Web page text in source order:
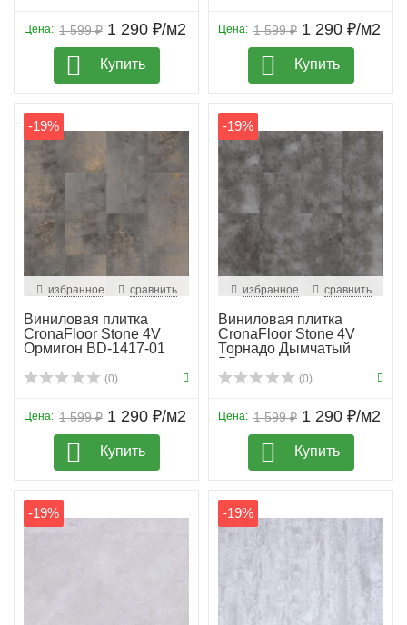
1 599 ₽
Цена: 1 290 ₽/м2
Купить
1 599 ₽
Цена: 1 290 ₽/м2
Купить
-19%
избранное сравнить
Виниловая плитка
CronaFloor Stone 4V
Ормигон BD-1417-01
(0)
1 599 ₽
Цена: 1 290 ₽/м2
Купить
-19%
избранное сравнить
Виниловая плитка
CronaFloor Stone 4V
Торнадо Дымчатый
BD-...
(0)
1 599 ₽
Цена: 1 290 ₽/м2
Купить
-19% -19%